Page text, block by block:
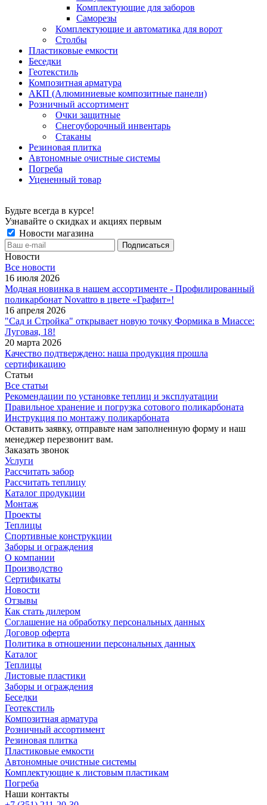
Комплектующие для заборов
Саморезы
Комплектующие и автоматика для ворот
Столбы
Пластиковые емкости
Беседки
Геотекстиль
Композитная арматура
АКП (Алюминиевые композитные панели)
Розничный ассортимент
Очки защитные
Снегоуборочный инвентарь
Стаканы
Резиновая плитка
Автономные очистные системы
Погреба
Уцененный товар
Будьте всегда в курсе!
Узнавайте о скидках и акциях первым
Новости магазина
Новости
Все новости
16 июля 2026
Модная новинка в нашем ассортименте - Профилированный
поликарбонат Novattro в цвете «Графит»!
16 апреля 2026
"Сад и Стройка" открывает новую точку Формика в Миассе:
Луговая, 18!
20 марта 2026
Качество подтверждено: наша продукция прошла
сертификацию
Статьи
Все статьи
Рекомендации по установке теплиц и эксплуатации
Правильное хранение и погрузка сотового поликарбоната
Инструкция по монтажу поликарбоната
Оставить заявку, отправьте нам заполненную форму и наш
менеджер перезвонит вам.
Заказать звонок
Услуги
Рассчитать забор
Рассчитать теплицу
Каталог продукции
Монтаж
Проекты
Теплицы
Спортивные конструкции
Заборы и ограждения
О компании
Производство
Сертификаты
Новости
Отзывы
Как стать дилером
Соглашение на обработку персональных данных
Договор оферта
Политика в отношении персональных данных
Каталог
Теплицы
Листовые пластики
Заборы и ограждения
Беседки
Геотекстиль
Композитная арматура
Розничный ассортимент
Резиновая плитка
Пластиковые емкости
Автономные очистные системы
Комплектующие к листовым пластикам
Погреба
Наши контакты